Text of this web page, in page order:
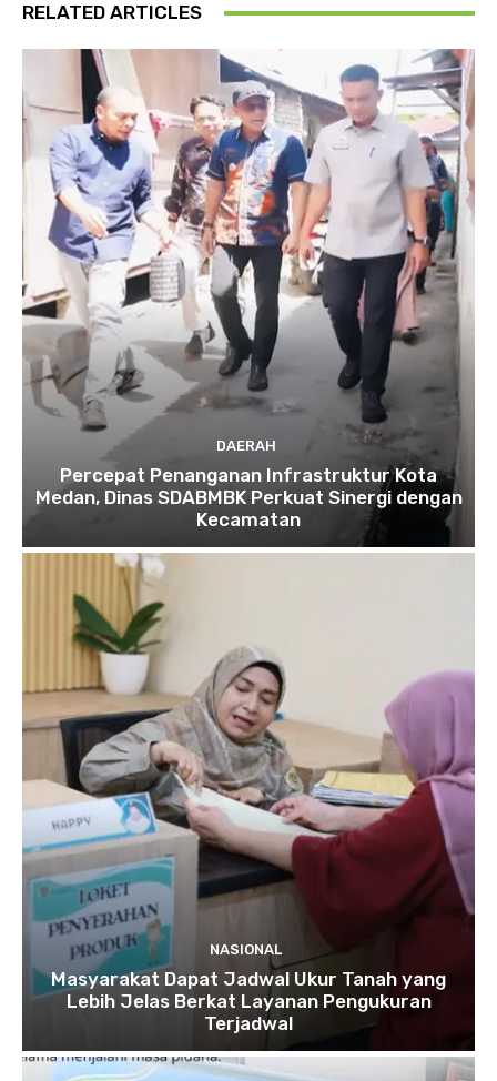
RELATED ARTICLES
DAERAH
Percepat Penanganan Infrastruktur Kota
Medan, Dinas SDABMBK Perkuat Sinergi dengan
Kecamatan
NASIONAL
Masyarakat Dapat Jadwal Ukur Tanah yang
Lebih Jelas Berkat Layanan Pengukuran
Terjadwal